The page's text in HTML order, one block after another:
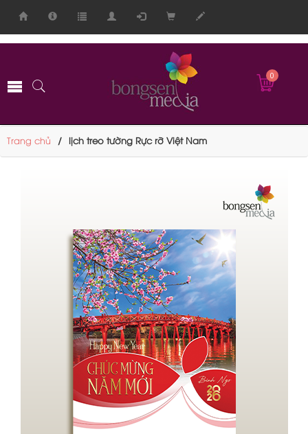
0
Trang chủ lịch treo tường Rực rỡ Việt Nam